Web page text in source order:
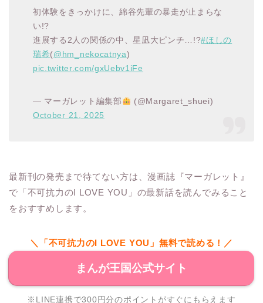
初体験をきっかけに、綿谷先輩の暴走が止まらな
い!?
進展する2人の関係の中、星凪大ピンチ…!?#ほしの
瑞希(@hm_nekocatnya)
pic.twitter.com/gxUebv1iFe
— マーガレット編集部
(@Margaret_shuei)
October 21, 2025
最新刊の発売まで待てない方は、漫画誌『マーガレット』
で「不可抗力のI LOVE YOU」の最新話を読んでみること
をおすすめします。
＼「不可抗力のI LOVE YOU」無料で読める！／
まんが王国公式サイト
※LINE連携で300円分のポイントがすぐにもらえます